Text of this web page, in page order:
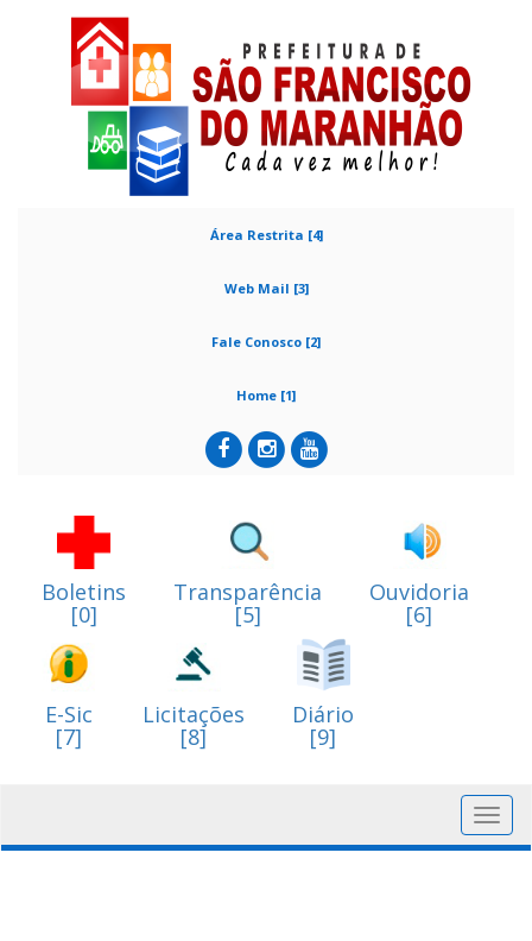
Área Restrita [4]
Web Mail [3]
Fale Conosco [2]
Home [1]
Boletins
[0]
Transparência
[5]
Ouvidoria
[6]
E-Sic
[7]
Licitações
[8]
Diário
[9]